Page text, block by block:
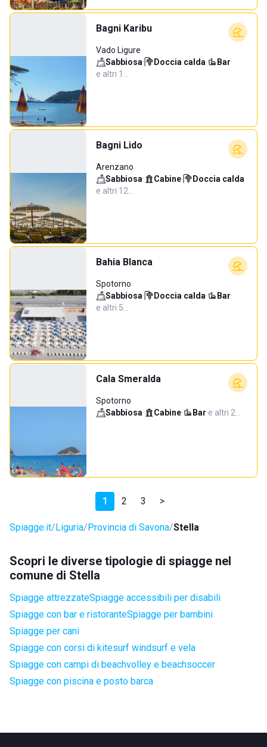
Bagni Karibu
Vado Ligure
Sabbiosa· Doccia calda· Bar·
e altri 1…
Bagni Lido
Arenzano
Sabbiosa· Cabine· Doccia calda·
e altri 12…
Bahia Blanca
Spotorno
Sabbiosa· Doccia calda· Bar·
e altri 5…
Cala Smeralda
Spotorno
Sabbiosa· Cabine· Bar·e altri 2…
1 2 3 >
Spiagge.it Liguria Provincia di Savona Stella
Scopri le diverse tipologie di spiagge nel
comune di Stella
Spiagge attrezzateSpiagge accessibili per disabili
Spiagge con bar e ristoranteSpiagge per bambini
Spiagge per cani
Spiagge con corsi di kitesurf windsurf e vela
Spiagge con campi di beachvolley e beachsoccer
Spiagge con piscina e posto barca